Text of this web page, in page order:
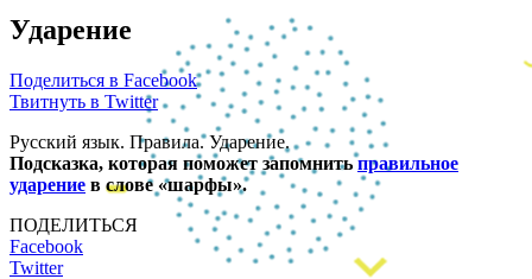
Ударение
Поделиться в Facebook
Твитнуть в Twitter
Русский язык. Правила. Ударение.
Подсказка, которая поможет запомнитьправильное
ударение в слове «шарфы».
ПОДЕЛИТЬСЯ
Facebook
Twitter